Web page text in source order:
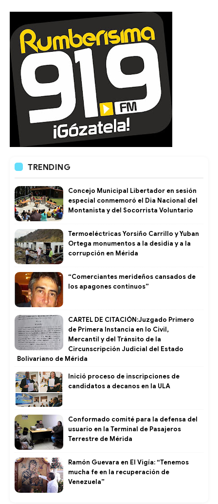
TRENDING
Concejo Municipal Libertador en sesión
especial conmemoró el Dia Nacional del
Montanista y del Socorrista Voluntario
Termoeléctricas Yorsiño Carrillo y Yuban
Ortega monumentos a la desidia y a la
corrupción en Mérida
“Comerciantes merideños cansados de
los apagones continuos”
CARTEL DE CITACIÓN:Juzgado Primero
de Primera Instancia en lo Civil,
Mercantil y del Tránsito de la
Circunscripción Judicial del Estado
Bolivariano de Mérida
Inició proceso de inscripciones de
candidatos a decanos en la ULA
Conformado comité para la defensa del
usuario en la Terminal de Pasajeros
Terrestre de Mérida
Ramón Guevara en El Vigía: “Tenemos
mucha fe en la recuperación de
Venezuela”